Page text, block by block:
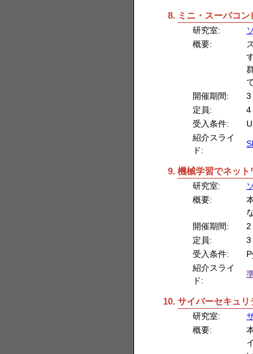
ミニ・スーパコン
研究室:
概要:
開催期間:
3
定員:
4
受入条件:
紹介スライ
ド:
機械学習でネット
研究室:
概要:
開催期間:
2
定員:
3
受入条件:
紹介スライ
ド:
サイバーセキュ
研究室:
概要: